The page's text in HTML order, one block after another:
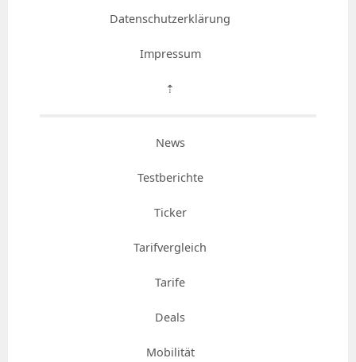
Datenschutzerklärung
Impressum
⇡
News
Testberichte
Ticker
Tarifvergleich
Tarife
Deals
Mobilität